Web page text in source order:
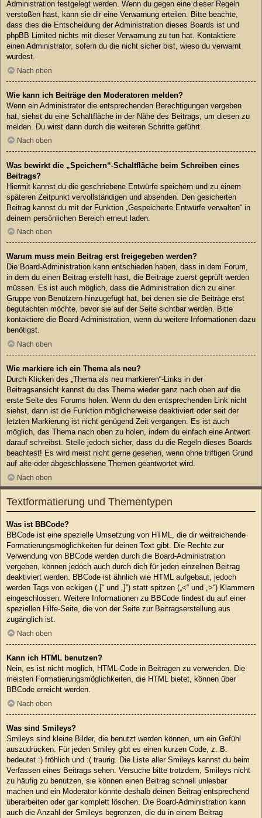
Administration festgelegt werden. Wenn du gegen eine dieser Regeln
verstoßen hast, kann sie dir eine Verwarnung erteilen. Bitte beachte,
dass dies die Entscheidung der Administration dieses Boards ist und
phpBB Limited nichts mit dieser Verwarnung zu tun hat. Kontaktiere
einen Administrator, sofern du die nicht sicher bist, wieso du verwarnt
wurdest.
Nach oben
Wie kann ich Beiträge den Moderatoren melden?
Wenn ein Administrator die entsprechenden Berechtigungen vergeben
hat, siehst du eine Schaltfläche in der Nähe des Beitrags, um diesen zu
melden. Du wirst dann durch die weiteren Schritte geführt.
Nach oben
Was bewirkt die „Speichern“-Schaltfläche beim Schreiben eines
Beitrags?
Hiermit kannst du die geschriebene Entwürfe speichern und zu einem
späteren Zeitpunkt vervollständigen und absenden. Den gesicherten
Beitrag kannst du mit der Funktion „Gespeicherte Entwürfe verwalten“ in
deinem persönlichen Bereich erneut laden.
Nach oben
Warum muss mein Beitrag erst freigegeben werden?
Die Board-Administration kann entschieden haben, dass in dem Forum,
in dem du einen Beitrag erstellt hast, die Beiträge zuerst geprüft werden
müssen. Es ist auch möglich, dass die Administration dich zu einer
Gruppe von Benutzern hinzugefügt hat, bei denen sie die Beiträge erst
begutachten möchte, bevor sie auf der Seite sichtbar werden. Bitte
kontaktiere die Board-Administration, wenn du weitere Informationen dazu
benötigst.
Nach oben
Wie markiere ich ein Thema als neu?
Durch Klicken des „Thema als neu markieren“-Links in der
Beitragsansicht kannst du das Thema wieder ganz nach oben auf die
erste Seite des Forums holen. Wenn du den entsprechenden Link nicht
siehst, dann ist die Funktion möglicherweise deaktiviert oder seit der
letzten Markierung ist nicht genügend Zeit vergangen. Es ist auch
möglich, das Thema nach oben zu holen, indem du einfach eine Antwort
darauf schreibst. Stelle jedoch sicher, dass du die Regeln dieses Boards
beachtest! Es wird meist nicht gerne gesehen, wenn ohne triftigen Grund
auf alte oder abgeschlossene Themen geantwortet wird.
Nach oben
Textformatierung und Thementypen
Was ist BBCode?
BBCode ist eine spezielle Umsetzung von HTML, die dir weitreichende
Formatierungsmöglichkeiten für deinen Text gibt. Die Rechte zur
Verwendung von BBCode werden durch die Board-Administration
vergeben, können jedoch auch durch dich für jeden einzelnen Beitrag
deaktiviert werden. BBCode ist ähnlich wie HTML aufgebaut, jedoch
werden Tags von eckigen („[“ und „]“) statt spitzen („<“ und „>“) Klammern
eingeschlossen. Weitere Informationen zu BBCode findest du auf einer
speziellen Hilfe-Seite, die von der Seite zur Beitragserstellung aus
zugänglich ist.
Nach oben
Kann ich HTML benutzen?
Nein, es ist nicht möglich, HTML-Code in Beiträgen zu verwenden. Die
meisten Formatierungsmöglichkeiten, die HTML bietet, können über
BBCode erreicht werden.
Nach oben
Was sind Smileys?
Smileys sind kleine Bilder, die benutzt werden können, um ein Gefühl
auszudrücken. Für jeden Smiley gibt es einen kurzen Code, z. B.
bedeutet :) fröhlich und :( traurig. Die Liste aller Smileys kannst du beim
Verfassen eines Beitrags sehen. Versuche bitte trotzdem, Smileys nicht
zu häufig zu benutzen, sie können einen Beitrag schnell unlesbar
machen und ein Moderator könnte deshalb deinen Beitrag entsprechend
überarbeiten oder gar komplett löschen. Die Board-Administration kann
auch die Anzahl der Smileys begrenzen, die du in einem Beitrag